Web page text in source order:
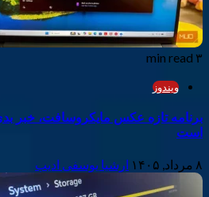
۳ min read
ویندوز
برنامه تازه عکس مایکروسافت، خبر
است
۸ مرداد, ۱۴۰۵ ارشیا یوسفی ادیب